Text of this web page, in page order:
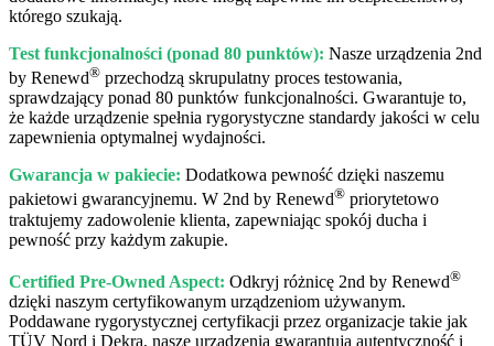
którego szukają.
Test funkcjonalności (ponad 80 punktów): Nasze urządzenia 2nd
by Renewd® przechodzą skrupulatny proces testowania,
sprawdzający ponad 80 punktów funkcjonalności. Gwarantuje to,
że każde urządzenie spełnia rygorystyczne standardy jakości w celu
zapewnienia optymalnej wydajności.
Gwarancja w pakiecie: Dodatkowa pewność dzięki naszemu
pakietowi gwarancyjnemu. W 2nd by Renewd® priorytetowo
traktujemy zadowolenie klienta, zapewniając spokój ducha i
pewność przy każdym zakupie.
Certified Pre-Owned Aspect: Odkryj różnicę 2nd by Renewd®
dzięki naszym certyfikowanym urządzeniom używanym.
Poddawane rygorystycznej certyfikacji przez organizacje takie jak
TÜV Nord i Dekra, nasze urządzenia gwarantują autentyczność i